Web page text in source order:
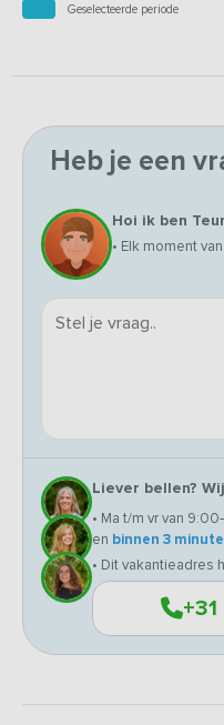
Geselecteerde periode
Heb je een
Hoi ik ben
• Elk moment
Liever bellen?
• Ma t/m vr van
en binnen 3
• Dit vakantieadres